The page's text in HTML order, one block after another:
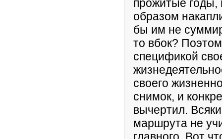
прожитые годы,
образом
бы им не
то вбок?
спецификой
своего
снимок, и
вычертил.
маршрута не